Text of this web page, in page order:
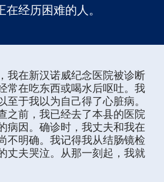
经历困难的人。
我在新汉诺威纪念医院被诊断
常在吃东西或喝水后呕吐。我
至于我以为自己得了心脏病。
之前，我已经去了本县的医院
病因。确诊时，我丈夫和我在
不明确。我记得我从结肠镜检
丈夫哭泣。从那一刻起，我就